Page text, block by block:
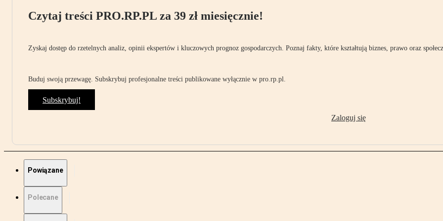
Czytaj treści PRO.RP.PL za 39 zł miesięcznie!
Zyskaj dostęp do rzetelnych analiz, opinii ekspertów i kluczowych prognoz gospodarczych. Poznaj fakty, które kształtują biznes, prawo oraz
Buduj swoją przewagę. Subskrybuj profesjonalne treści publikowane wyłącznie w pro.rp.pl.
Subskrybuj!
Zaloguj się
Powiązane
Polecane